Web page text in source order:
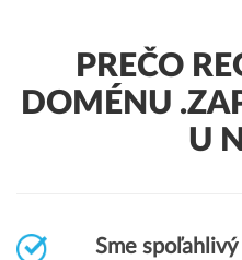
PREČO
DOMÉNU
U
Sme